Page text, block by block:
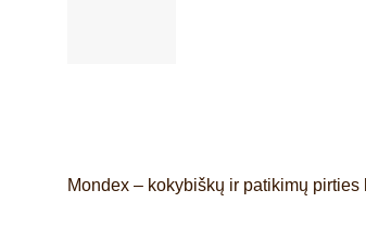
Mondex – kokybiškų ir patikimų